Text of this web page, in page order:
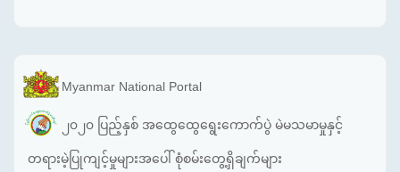
Myanmar National Portal
၂၀၂၀ ပြည့်နှစ် အထွေထွေရွေးကောက်ပွဲ မဲမသမာမှုနှင့်
တရားမဲ့ပြုကျင့်မှုများအပေါ် စုံစမ်းတွေ့ရှိချက်များ